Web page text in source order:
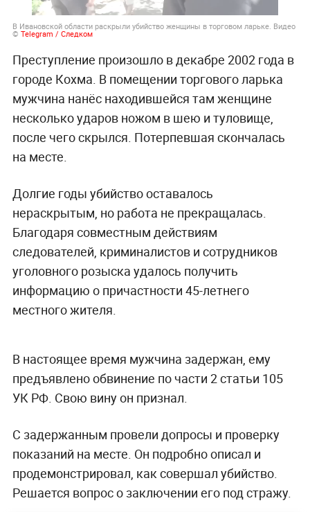
В Ивановской области раскрыли убийство женщины в торговом ларьке. Видео
© Telegram / Следком
Преступление произошло в декабре 2002 года в
городе Кохма. В помещении торгового ларька
мужчина нанёс находившейся там женщине
несколько ударов ножом в шею и туловище,
после чего скрылся. Потерпевшая скончалась
на месте.
Долгие годы убийство оставалось
нераскрытым, но работа не прекращалась.
Благодаря совместным действиям
следователей, криминалистов и сотрудников
уголовного розыска удалось получить
информацию о причастности 45-летнего
местного жителя.
В настоящее время мужчина задержан, ему
предъявлено обвинение по части 2 статьи 105
УК РФ. Свою вину он признал.
С задержанным провели допросы и проверку
показаний на месте. Он подробно описал и
продемонстрировал, как совершал убийство.
Решается вопрос о заключении его под стражу.